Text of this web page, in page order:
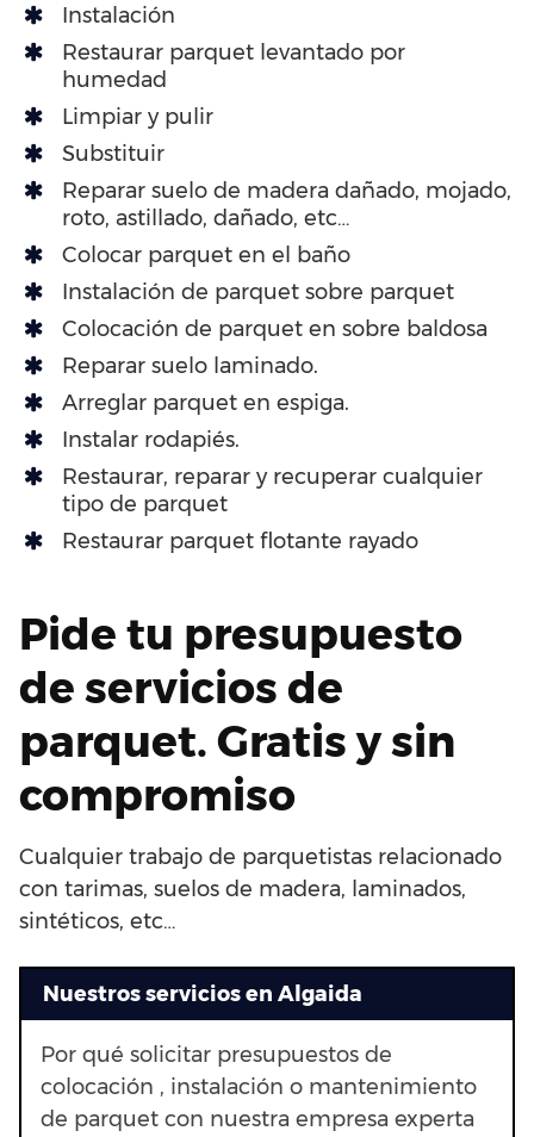
Instalación
Restaurar parquet levantado por
humedad
Limpiar y pulir
Substituir
Reparar suelo de madera dañado, mojado,
roto, astillado, dañado, etc…
Colocar parquet en el baño
Instalación de parquet sobre parquet
Colocación de parquet en sobre baldosa
Reparar suelo laminado.
Arreglar parquet en espiga.
Instalar rodapiés.
Restaurar, reparar y recuperar cualquier
tipo de parquet
Restaurar parquet flotante rayado
Pide tu presupuesto
de servicios de
parquet. Gratis y sin
compromiso
Cualquier trabajo de parquetistas relacionado
con tarimas, suelos de madera, laminados,
sintéticos, etc…
Nuestros servicios en Algaida
Por qué solicitar presupuestos de
colocación , instalación o mantenimiento
de parquet con nuestra empresa experta